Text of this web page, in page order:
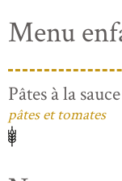
Menu
Pâtes à la
pâtes et tomates